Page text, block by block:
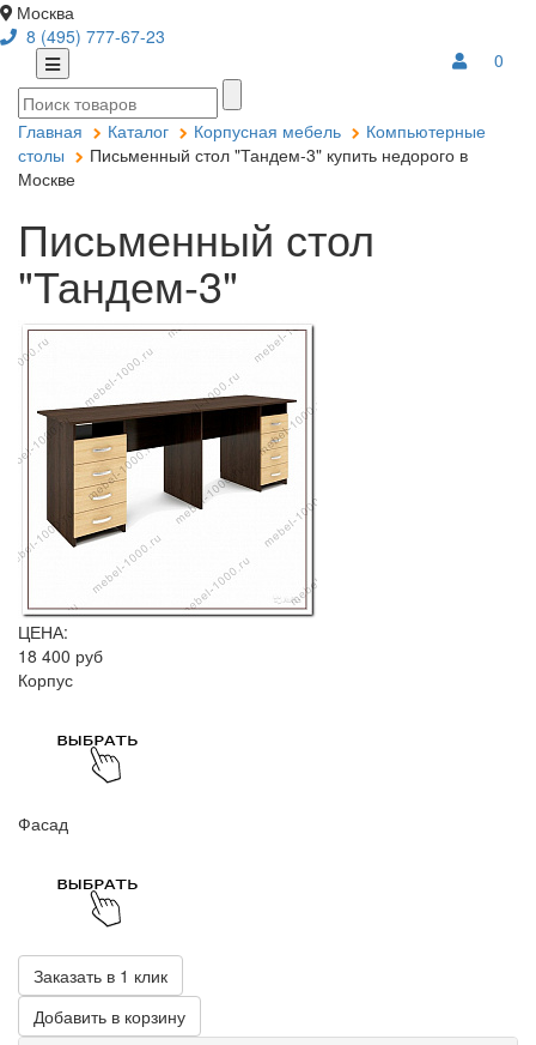
Москва
8 (495) 777-67-23
0
Главная Каталог Корпусная мебель
Компьютерные
столы
Письменный стол "Тандем-3" купить недорого в
Москве
Письменный стол
"Тандем-3"
ЦЕНА:
18 400 руб
Корпус
Фасад
Заказать в 1 клик
Добавить в корзину